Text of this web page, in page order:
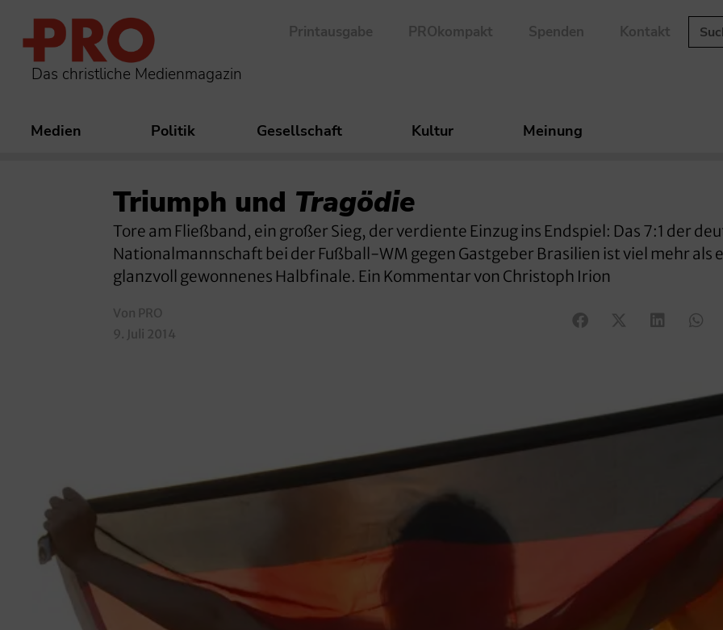
Das christliche Medienmagazin
Printausgabe PROkompakt Spenden Kontakt
Medien Politik Gesellschaft Kultur Meinung
Triumph und Tragödie
Tore am Fließband, ein großer Sieg, der verdiente Einzug ins Endspiel: Das 7:1 der
Nationalmannschaft bei der Fußball-WM gegen Gastgeber Brasilien ist viel mehr als
glanzvoll gewonnenes Halbfinale. Ein Kommentar von Christoph Irion
Von PRO
9. Juli 2014